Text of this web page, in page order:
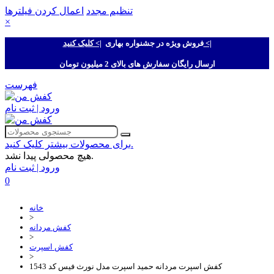
تنظیم مجدد
اعمال کردن فیلترها
×
فروش ویژه در جشنواره بهاری|> کلیک کنید <|
ارسال رایگان سفارش های بالای 2 میلیون تومان
فهرست
ورود | ثبت نام
برای محصولات بیشتر کلیک کنید.
هیچ محصولی پیدا نشد.
ورود | ثبت نام
0
خانه
>
کفش مردانه
>
کفش اسپرت
>
کفش اسپرت مردانه حمید اسپرت مدل نورث فیس کد 1543